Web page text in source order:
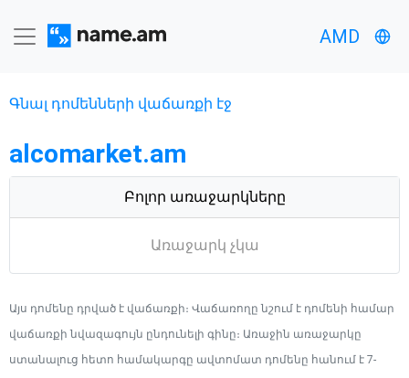
AMD
Գնալ դոմենների վաճառքի էջ
alcomarket.am
Բոլոր առաջարկները
Առաջարկ չկա
Այս դոմենը դրված է վաճառքի։ Վաճառողը նշում է դոմենի համար
վաճառքի նվազագույն ընդունելի գինը։ Առաջին առաջարկը
ստանալուց հետո համակարգը ավտոմատ դոմենը հանում է 7-